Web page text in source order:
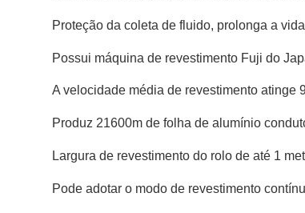
Proteção da coleta de fluido, prolonga a
Possui máquina de revestimento Fuji do
A velocidade média de revestimento atinge
Produz 21600m de folha de alumínio
Largura de revestimento do rolo de até 1
Pode adotar o modo de revestimento